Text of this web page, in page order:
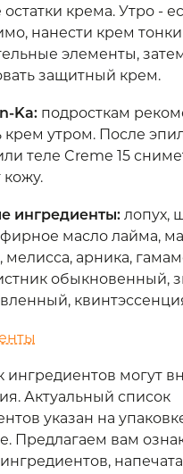
остатки крема. Утро -
нанести крем
элементы,
защитный крем.
Ka:подросткам
крем утром. После
теле Creme 15
кожу.
ингредиенты:лопух,
масло лайма,
арника,
обыкновенный,
ингредиентов могут
Актуальный список
указан на
Предлагаем вам